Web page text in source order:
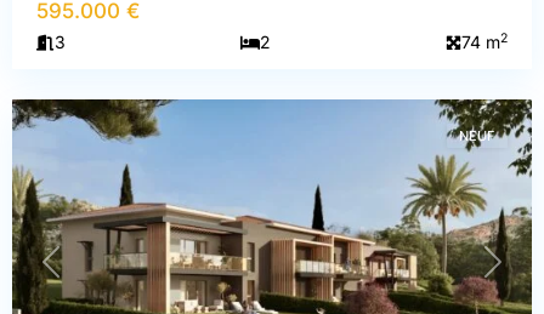
595.000 €
3 2 74 m2
Var,
Saint-
PREVIOUS NEXT
NEUF